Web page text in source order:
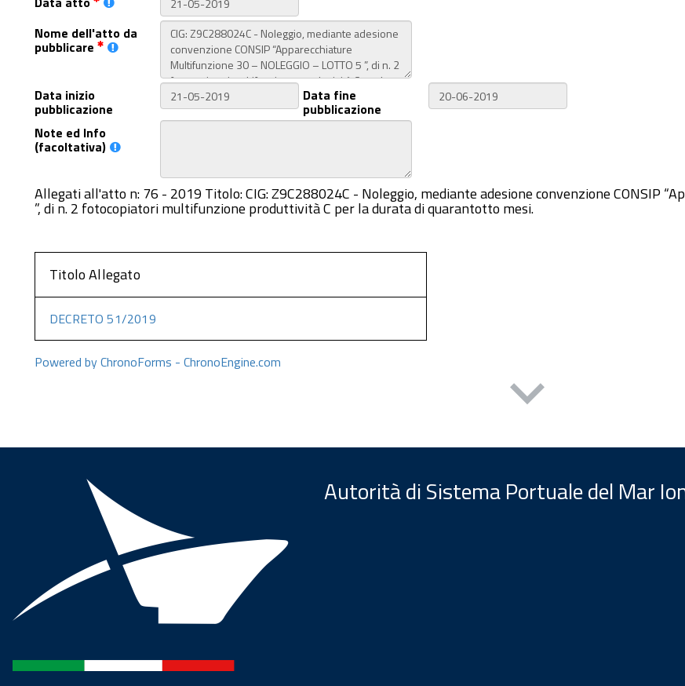
Nome dell'atto da
pubblicare
Data inizio
pubblicazione
Data fine
pubblicazione
Note ed Info
(facoltativa)
Allegati all'atto n: 76 - 2019 Titolo: CIG: Z9C288024C - Noleggio, mediante adesione convenzione CONSIP
”, di n. 2 fotocopiatori multifunzione produttività C per la durata di quarantotto mesi.
Titolo Allegato
DECRETO 51/2019
Powered by ChronoForms - ChronoEngine.com
Autorità di Sistema Portuale del Mar